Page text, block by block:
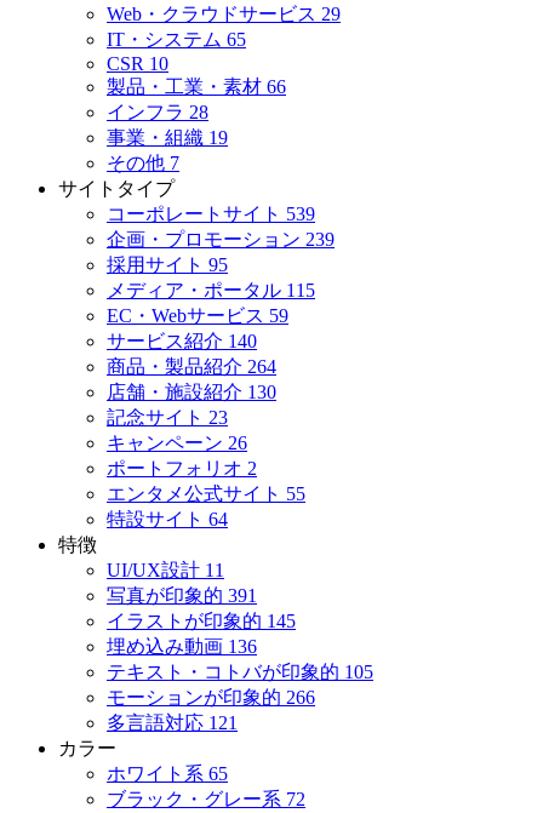
Web・クラウドサービス 29
IT・システム 65
CSR 10
製品・工業・素材 66
インフラ 28
事業・組織 19
その他 7
サイトタイプ
コーポレートサイト 539
企画・プロモーション 239
採用サイト 95
メディア・ポータル 115
EC・Webサービス 59
サービス紹介 140
商品・製品紹介 264
店舗・施設紹介 130
記念サイト 23
キャンペーン 26
ポートフォリオ 2
エンタメ公式サイト 55
特設サイト 64
特徴
UI/UX設計 11
写真が印象的 391
イラストが印象的 145
埋め込み動画 136
テキスト・コトバが印象的 105
モーションが印象的 266
多言語対応 121
カラー
ホワイト系 65
ブラック・グレー系 72